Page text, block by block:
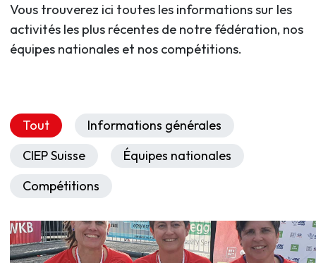
Vous trouverez ici toutes les informations sur les
activités les plus récentes de notre fédération, nos
équipes nationales et nos compétitions.
Tout
Informations générales
CIEP Suisse
Équipes nationales
Compétitions